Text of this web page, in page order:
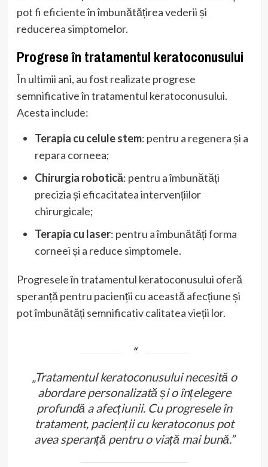
pot fi eficiente în îmbunătățirea vederii și
reducerea simptomelor.
Progrese în tratamentul keratoconusului
În ultimii ani, au fost realizate progrese
semnificative în tratamentul keratoconusului.
Acesta include:
Terapia cu celule stem: pentru a regenera și a
repara corneea;
Chirurgia robotică: pentru a îmbunătăți
precizia și eficacitatea intervențiilor
chirurgicale;
Terapia cu laser: pentru a îmbunătăți forma
corneei și a reduce simptomele.
Progresele în tratamentul keratoconusului oferă
speranță pentru pacienții cu această afecțiune și
pot îmbunătăți semnificativ calitatea vieții lor.
„Tratamentul keratoconusului necesită o
abordare personalizată și o înțelegere
profundă a afecțiunii. Cu progresele în
tratament, pacienții cu keratoconus pot
avea speranță pentru o viață mai bună.”